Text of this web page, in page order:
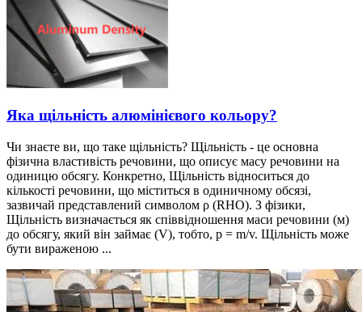
Яка щільність алюмінієвого кольору?
Чи знаєте ви, що таке щільність? Щільність - це основна
фізична властивість речовини, що описує масу речовини на
одиницю обсягу. Конкретно, Щільність відноситься до
кількості речовини, що міститься в одиничному обсязі,
зазвичай представлений символом ρ (RHO). З фізики,
Щільність визначається як співвідношення маси речовини (м)
до обсягу, який він займає (V), тобто, p = m/v. Щільність може
бути вираженою ...